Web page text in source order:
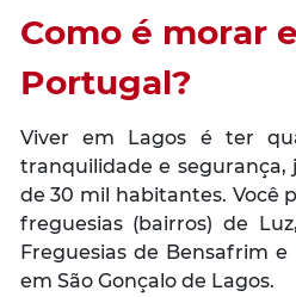
Como é morar
Portugal?
Viver em Lagos é ter
tranquilidade e
de 30 mil habitantes. Você
freguesias (bairros) de
Freguesias de Bensafrim
em São Gonçalo de Lagos.